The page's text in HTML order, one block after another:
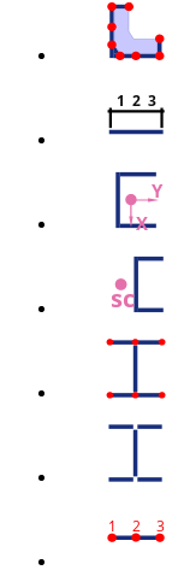
1  2  3
Y
X
sc
1 2 3